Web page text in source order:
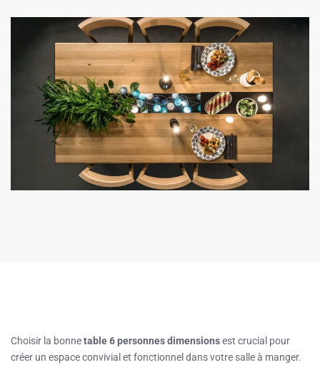
Choisir la bonnetable 6 personnes dimensionsest crucial pour
créer un espace convivial et fonctionnel dans votre salle à manger.